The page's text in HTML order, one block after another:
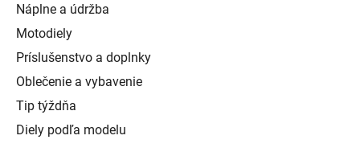
Náplne a údržba
Motodiely
Príslušenstvo a doplnky
Oblečenie a vybavenie
Tip týždňa
Diely podľa modelu